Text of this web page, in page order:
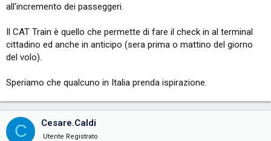
all'incremento dei passeggeri.
Il CAT Train è quello che permette di fare il check in al terminal
cittadino ed anche in anticipo (sera prima o mattino del giorno
del volo).
Speriamo che qualcuno in Italia prenda ispirazione.
C Cesare.Caldi
Utente Registrato